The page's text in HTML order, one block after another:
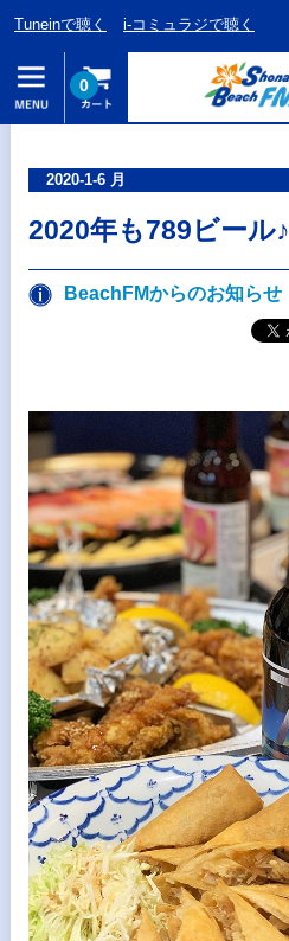
Tuneinで聴く i-コミュラジで聴く
0
2020-1-6 月
2020年も789ビール♪
BeachFMからのお知らせ